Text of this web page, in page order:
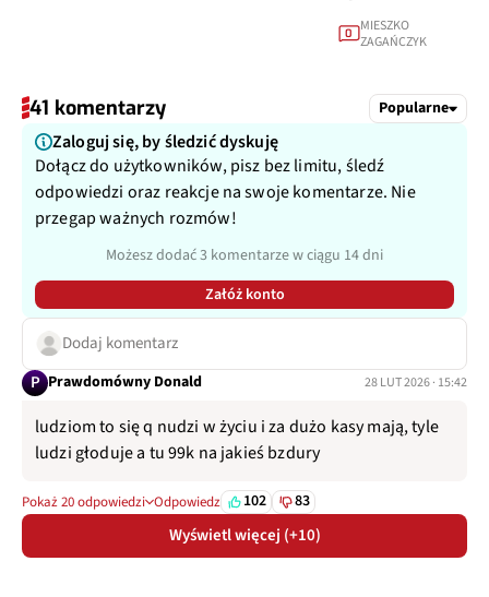
0 MIESZKO
ZAGAŃCZYK
41 komentarzy Popularne
Zaloguj się, by śledzić dyskuję
Dołącz do użytkowników, pisz bez limitu, śledź
odpowiedzi oraz reakcje na swoje komentarze. Nie
przegap ważnych rozmów!
Możesz dodać 3 komentarze w ciągu 14 dni
Załóż konto
Dodaj komentarz
P Prawdomówny Donald 28 LUT 2026 · 15:42
ludziom to się q nudzi w życiu i za dużo kasy mają, tyle
ludzi głoduje a tu 99k na jakieś bzdury
Pokaż 20 odpowiedzi Odpowiedz 102 83
Wyświetl więcej (+10)